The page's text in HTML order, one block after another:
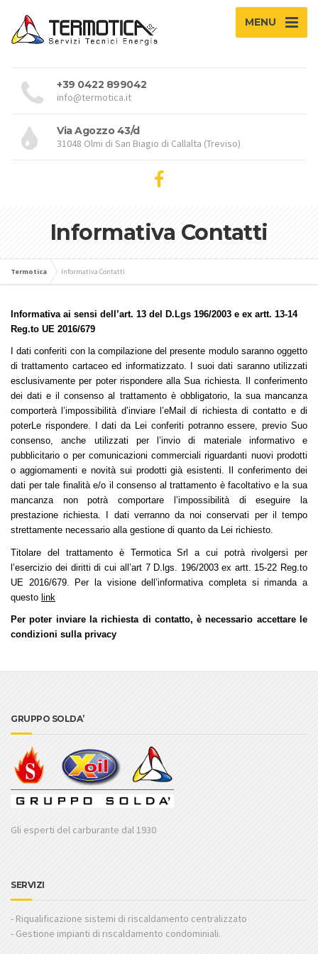
MENU
+39 0422 899042
info@termotica.it
Via Agozzo 43/d
31048 Olmi di San Biagio di Callalta (Treviso)
Informativa Contatti
Termotica Informativa Contatti
Informativa ai sensi dell’art. 13 del D.Lgs 196/2003 e ex artt. 13-14
Reg.to UE 2016/679
I dati conferiti con la compilazione del presente modulo saranno oggetto
di trattamento cartaceo ed informatizzato. I suoi dati saranno utilizzati
esclusivamente per poter rispondere alla Sua richiesta. Il conferimento
dei dati e il consenso al trattamento è obbligatorio, la sua mancanza
comporterà l’impossibilità d’inviare l’eMail di richiesta di contatto e di
poterLe rispondere. I dati da Lei conferiti potranno essere, previo Suo
consenso, anche utilizzati per l’invio di materiale informativo e
pubblicitario o per comunicazioni commerciali riguardanti nuovi prodotti
o aggiornamenti e novità sui prodotti già esistenti. Il conferimento dei
dati per tale finalità e/o il consenso al trattamento è facoltativo e la sua
mancanza non potrà comportare l’impossibilità di eseguire la
prestazione richiesta. I dati verranno da noi conservati per il tempo
strettamente necessario alla gestione di quanto da Lei richiesto.
Titolare del trattamento è Termotica Srl a cui potrà rivolgersi per
l’esercizio dei diritti di cui all’art 7 D.lgs. 196/2003 ex artt. 15-22 Reg.to
UE 2016/679. Per la visione dell’informativa completa si rimanda a
questo link
Per poter inviare la richiesta di contatto, è necessario accettare le
condizioni sulla privacy
GRUPPO SOLDA’
Gli esperti del carburante dal 1930
SERVIZI
- Riqualificazione sistemi di riscaldamento centralizzato
- Gestione impianti di riscaldamento condominiali.